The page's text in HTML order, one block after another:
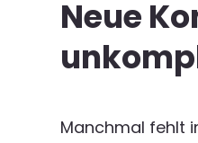
Neue
Manchmal fehlt